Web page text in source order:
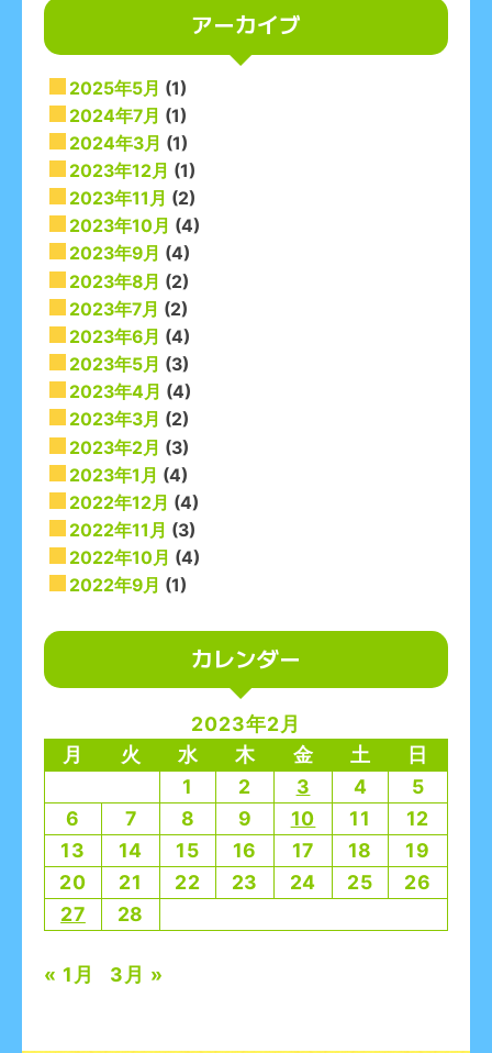
アーカイブ
2025年5月 (1)
2024年7月 (1)
2024年3月 (1)
2023年12月 (1)
2023年11月 (2)
2023年10月 (4)
2023年9月 (4)
2023年8月 (2)
2023年7月 (2)
2023年6月 (4)
2023年5月 (3)
2023年4月 (4)
2023年3月 (2)
2023年2月 (3)
2023年1月 (4)
2022年12月 (4)
2022年11月 (3)
2022年10月 (4)
2022年9月 (1)
カレンダー
2023年2月
月
火 水 木 金 土
日
1
2 3 4
5
6
7 8 9 10 11
12
13
14 15 16 17 18
19
20
21 22 23 24 25
26
27
28
« 1月 3月 »